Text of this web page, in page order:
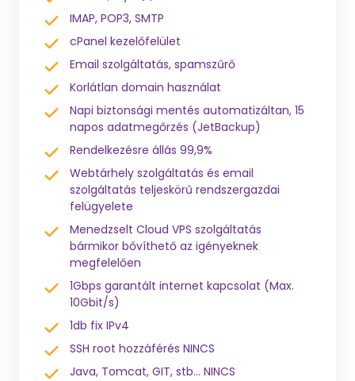
IMAP, POP3, SMTP
cPanel kezelőfelület
Email szolgáltatás, spamszűrő
Korlátlan domain használat
Napi biztonsági mentés automatizáltan, 15
napos adatmegőrzés (JetBackup)
Rendelkezésre állás 99,9%
Webtárhely szolgáltatás és email
szolgáltatás teljeskörű rendszergazdai
felügyelete
Menedzselt Cloud VPS szolgáltatás
bármikor bővíthető az igényeknek
megfelelően
1Gbps garantált internet kapcsolat (Max.
10Gbit/s)
1db fix IPv4
SSH root hozzáférés NINCS
Java, Tomcat, GIT, stb... NINCS